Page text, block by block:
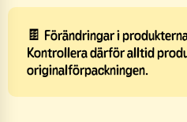
🍫 Förändringar i
Kontrollera därför alltid
originalförpackningen.